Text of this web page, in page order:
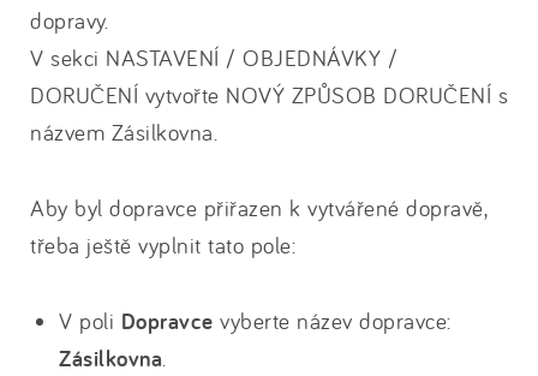
dopravy.
V sekci NASTAVENÍ / OBJEDNÁVKY /
DORUČENÍ vytvořte NOVÝ ZPŮSOB DORUČENÍ s
názvem Zásilkovna.
Aby byl dopravce přiřazen k vytvářené dopravě,
třeba ještě vyplnit tato pole:
V poli Dopravce vyberte název dopravce:
Zásilkovna